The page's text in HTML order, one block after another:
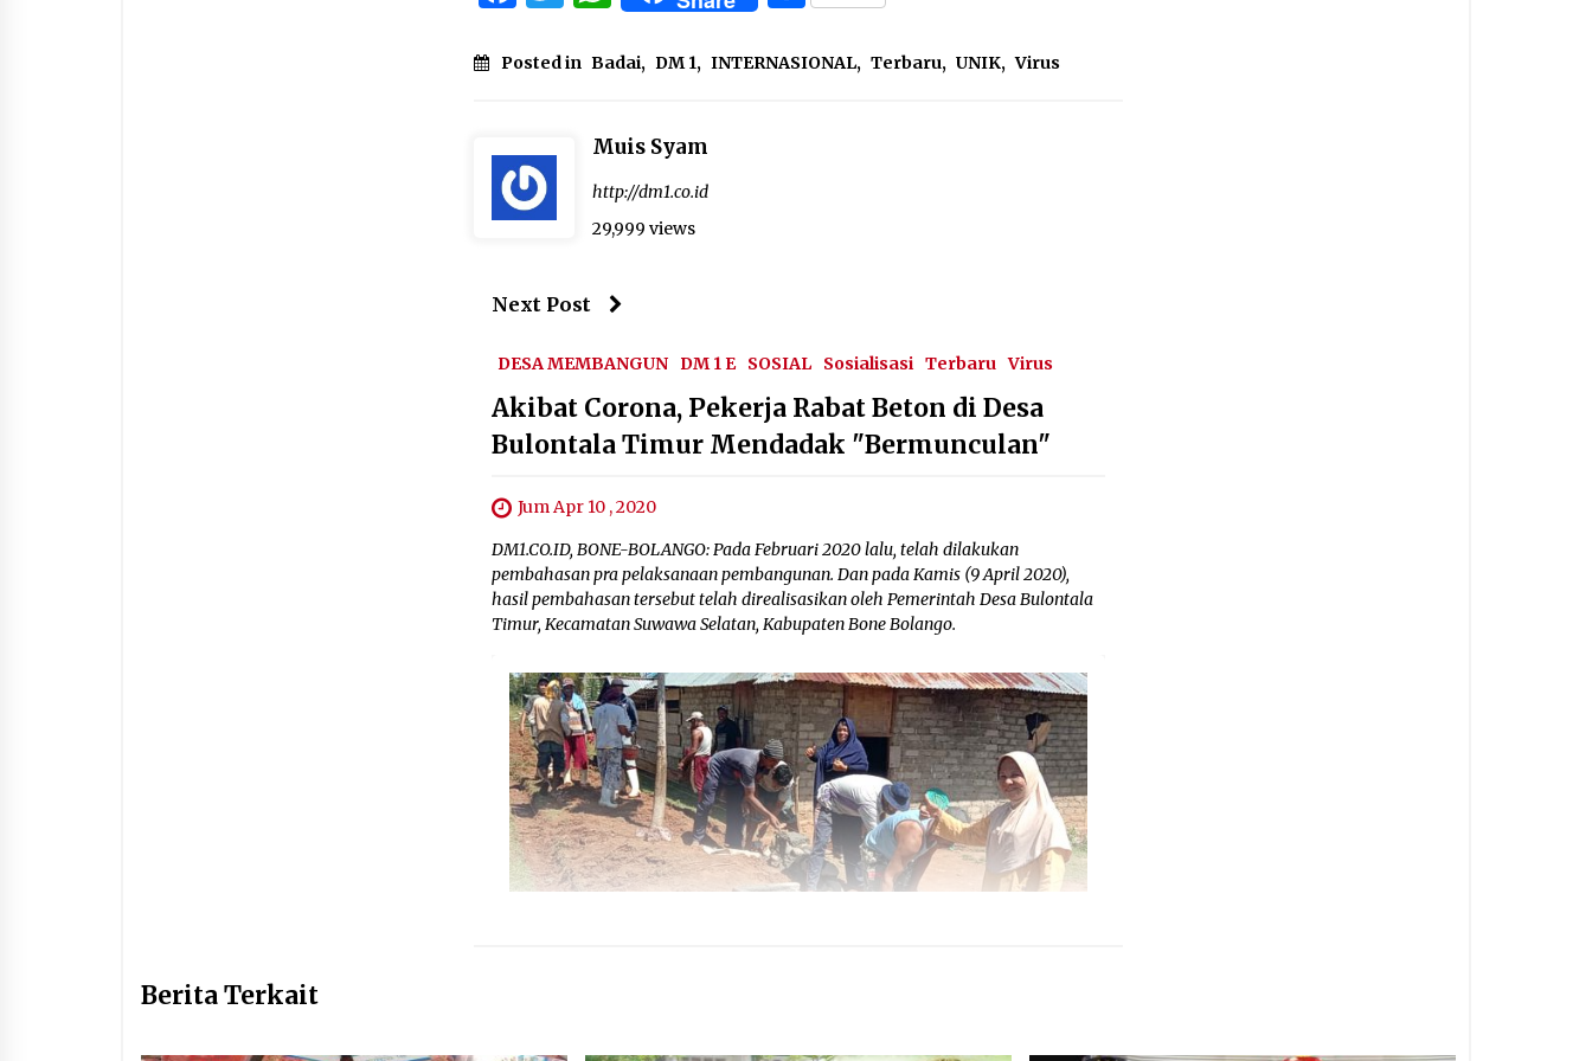
Posted in Badai, DM 1, INTERNASIONAL, Terbaru, UNIK, Virus
Muis Syam
http://dm1.co.id
29,999 views
Next Post
DESA MEMBANGUN DM 1 E SOSIAL Sosialisasi Terbaru Virus
Akibat Corona, Pekerja Rabat Beton di Desa
Bulontala Timur Mendadak "Bermunculan"
Jum Apr 10 , 2020
DM1.CO.ID, BONE-BOLANGO: Pada Februari 2020 lalu, telah dilakukan
pembahasan pra pelaksanaan pembangunan. Dan pada Kamis (9 April 2020),
hasil pembahasan tersebut telah direalisasikan oleh Pemerintah Desa Bulontala
Timur, Kecamatan Suwawa Selatan, Kabupaten Bone Bolango.
Berita Terkait